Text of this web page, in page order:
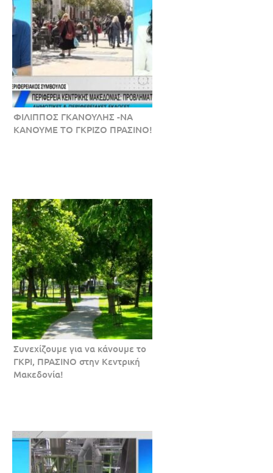
ΦΙΛΙΠΠΟΣ ΓΚΑΝΟΥΛΗΣ -ΝΑ
ΚΑΝΟΥΜΕ ΤΟ ΓΚΡΙΖΟ ΠΡΑΣΙΝΟ!
Συνεχίζουμε για να κάνουμε το
ΓΚΡΙ, ΠΡΑΣΙΝΟ στην Κεντρική
Μακεδονία!